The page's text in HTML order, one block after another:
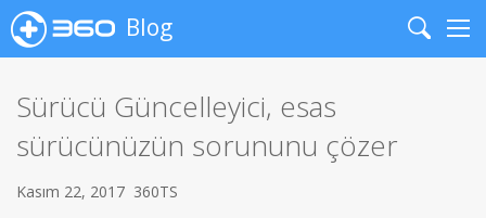
Blog
Search
Sürücü Güncelleyici, esas
sürücünüzün sorununu çözer
Kasım 22, 2017 360TS